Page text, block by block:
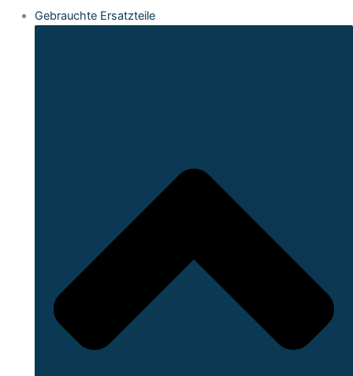
Gebrauchte Ersatzteile